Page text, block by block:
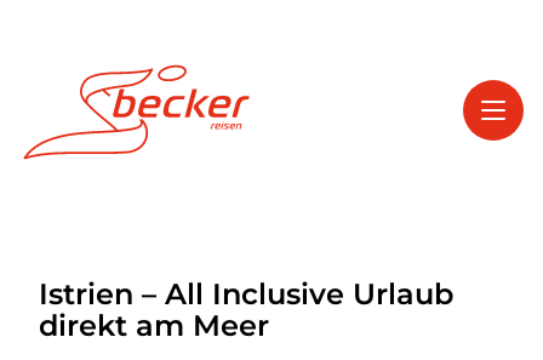
Service
Kontakt
Istrien – All Inclusive Urlaub
direkt am Meer